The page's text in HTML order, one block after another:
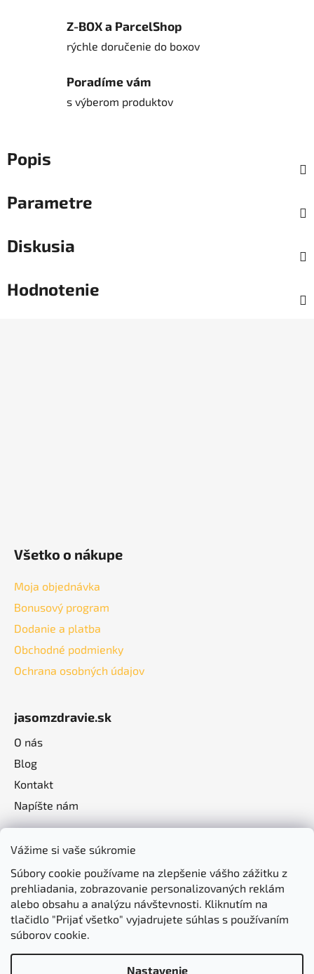
Vážime si vaše súkromie
Súbory cookie používame na zlepšenie vášho zážitku z
prehliadania, zobrazovanie personalizovaných reklám
alebo obsahu a analýzu návštevnosti. Kliknutím na
tlačidlo "Prijať všetko" vyjadrujete súhlas s používaním
súborov cookie.
Nastavenie
Z-BOX a ParcelShop
rýchle doručenie do boxov
Poradíme vám
s výberom produktov
Popis
Parametre
Diskusia
Hodnotenie
Všetko o nákupe
Moja objednávka
Bonusový program
Dodanie a platba
Obchodné podmienky
Ochrana osobných údajov
jasomzdravie.sk
O nás
Blog
Kontakt
Napíšte nám